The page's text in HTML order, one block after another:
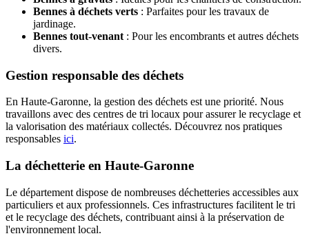
Bennes à déchets verts : Parfaites pour les travaux de
jardinage.
Bennes tout-venant : Pour les encombrants et autres déchets
divers.
Gestion responsable des déchets
En Haute-Garonne, la gestion des déchets est une priorité. Nous
travaillons avec des centres de tri locaux pour assurer le recyclage et
la valorisation des matériaux collectés. Découvrez nos pratiques
responsables ici.
La déchetterie en Haute-Garonne
Le département dispose de nombreuses déchetteries accessibles aux
particuliers et aux professionnels. Ces infrastructures facilitent le tri
et le recyclage des déchets, contribuant ainsi à la préservation de
l'environnement local.